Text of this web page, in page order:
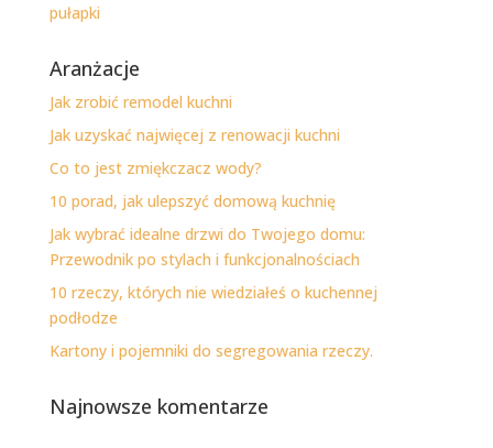
pułapki
Aranżacje
Jak zrobić remodel kuchni
Jak uzyskać najwięcej z renowacji kuchni
Co to jest zmiękczacz wody?
10 porad, jak ulepszyć domową kuchnię
Jak wybrać idealne drzwi do Twojego domu:
Przewodnik po stylach i funkcjonalnościach
10 rzeczy, których nie wiedziałeś o kuchennej
podłodze
Kartony i pojemniki do segregowania rzeczy.
Najnowsze komentarze